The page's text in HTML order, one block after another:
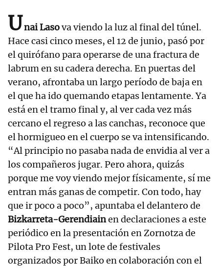
Unai Lasova viendo la luz al final del túnel.
Hace casi cinco meses, el 12 de junio, pasó por
el quirófano para operarse de una fractura de
labrum en su cadera derecha. En puertas del
verano, afrontaba un largo período de baja en
el que ha ido quemando etapas lentamente. Ya
está en el tramo final y, al ver cada vez más
cercano el regreso a las canchas, reconoce que
el hormigueo en el cuerpo se va intensificando.
“Al principio no pasaba nada de envidia al ver a
los compañeros jugar. Pero ahora, quizás
porque me voy viendo mejor físicamente, sí me
entran más ganas de competir. Con todo, hay
que ir poco a poco”, apuntaba el delantero de
Bizkarreta-Gerendiainen declaraciones a este
periódico en la presentación en Zornotza de
Pilota Pro Fest, un lote de festivales
organizados por Baiko en colaboración con el